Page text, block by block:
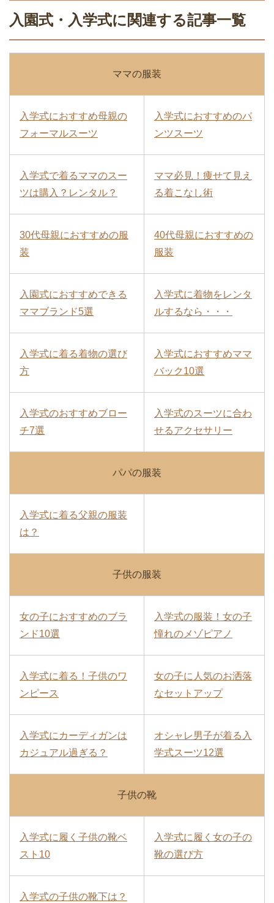
入園式・入学式に関連する記事一覧
ママの服装
入学式におすすめ母親の
フォーマルスーツ
入学式におすすめのパ
ンツスーツ
入学式で着るママのスー
ツは購入？レンタル？
ママ必見！痩せて見え
る着こなし術
30代母親におすすめの服
装
40代母親におすすめの
服装
入園式におすすめできる
ママブランド5選
入学式に着物をレンタ
ルするなら・・・
入学式に着る着物の選び
方
入学式におすすめママ
バック10選
入学式のおすすめブロー
チ7選
入学式のスーツに合わ
せるアクセサリー
パパの服装
入学式に着る父親の服装
は？
子供の服装
女の子におすすめのブラ
ンド10選
入学式の服装！女の子
憧れのメゾピアノ
入学式に着る！子供のワ
ンピース
女の子に人気のお洒落
なセットアップ
入学式にカーディガンは
カジュアル過ぎる？
オシャレ男子が着る入
学式スーツ12選
子供の靴
入学式に履く子供の靴ベ
スト10
入学式に履く女の子の
靴の選び方
入学式の子供の靴下は？